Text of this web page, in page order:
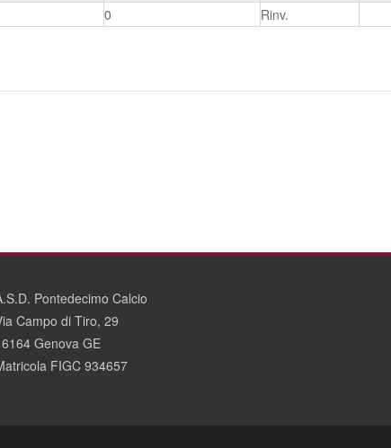
0 Rinv.
Pontedecimo Calcio
Campo di Tiro, 29
Genova GE
FIGC 934657